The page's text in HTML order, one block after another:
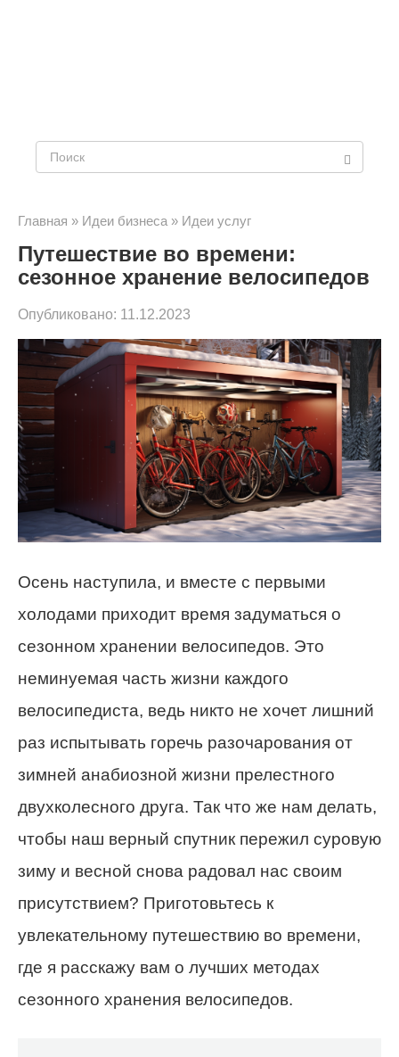
Главная » Идеи бизнеса » Идеи услуг
Путешествие во времени:
сезонное хранение велосипедов
Опубликовано: 11.12.2023
Осень наступила, и вместе с первыми
холодами приходит время задуматься о
сезонном хранении велосипедов. Это
неминуемая часть жизни каждого
велосипедиста, ведь никто не хочет лишний
раз испытывать горечь разочарования от
зимней анабиозной жизни прелестного
двухколесного друга. Так что же нам делать,
чтобы наш верный спутник пережил суровую
зиму и весной снова радовал нас своим
присутствием? Приготовьтесь к
увлекательному путешествию во времени,
где я расскажу вам о лучших методах
сезонного хранения велосипедов.